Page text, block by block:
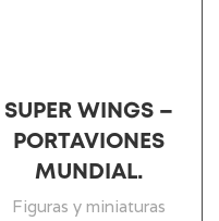
SUPER WINGS –
PORTAVIONES
MUNDIAL.
Figuras y miniaturas